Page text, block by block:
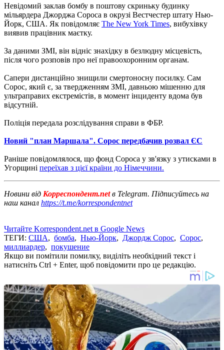
Невідомий заклав бомбу в поштову скриньку будинку
мільярдера Джорджа Сороса в окрузі Вестчестер штату Нью-
Йорк, США. Як повідомляє The New York Times, вибухівку
виявив працівник маєтку.
За даними ЗМІ, він відніс знахідку в безлюдну місцевість,
після чого розповів про неї правоохоронним органам.
Сапери дистанційно знищили смертоносну посилку. Сам
Сорос, який є, за твердженням ЗМІ, давньою мішенню для
ультраправих екстремістів, в момент інциденту вдома був
відсутній.
Поліція передала розслідування справи в ФБР.
Новий "план Маршала". Сорос передбачив розвал ЄС
Раніше повідомлялося, що фонд Сороса у зв'язку з утисками в
Угорщині переїхав з цієї країни до Німеччини.
Новини від Корреспондент.netв Telegram. Підписуйтесь на
наш канал https://t.me/korrespondentnet
Читайте Korrespondent.net в Google News
ТЕГИ: США, бомба, Нью-Йорк, Джордж Сорос, Сорос,
миллиардер, покушение
Якщо ви помітили помилку, виділіть необхідний текст і
натисніть Ctrl + Enter, щоб повідомити про це редакцію.